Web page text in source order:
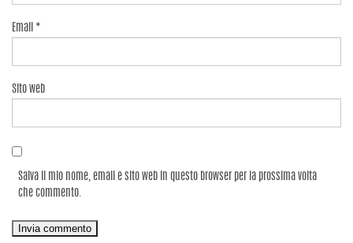
Email *
Sito web
Salva il mio nome, email e sito web in questo browser per la prossima volta
che commento.